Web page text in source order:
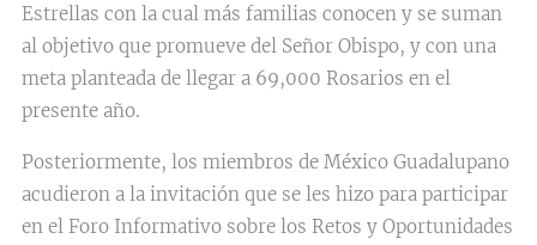
Estrellas con la cual más familias conocen y se suman
al objetivo que promueve del Señor Obispo, y con una
meta planteada de llegar a 69,000 Rosarios en el
presente año.
Posteriormente, los miembros de México Guadalupano
acudieron a la invitación que se les hizo para participar
en el Foro Informativo sobre los Retos y Oportunidades